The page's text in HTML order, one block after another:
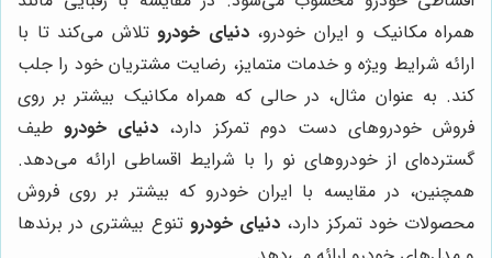
همراه مکانیک و ایران خودرو،دنیای خودرو تلاش می‌کند تا با
ارائه شرایط ویژه و خدمات متمایز، رضایت مشتریان خود را جلب
کند. به عنوان مثال، در حالی که همراه مکانیک بیشتر بر روی
فروش خودروهای دست دوم تمرکز دارد، دنیای خودروطیف
گسترده‌ای از خودروهای نو را با شرایط اقساطی ارائه می‌دهد.
همچنین، در مقایسه با ایران خودرو که بیشتر بر روی فروش
محصولات خود تمرکز دارد، دنیای خودرو تنوع بیشتری در برندها